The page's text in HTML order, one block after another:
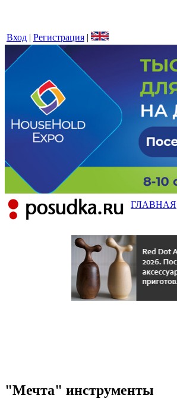
Вход | Регистрация |
ГЛАВНАЯ
"Мечта" инструменты